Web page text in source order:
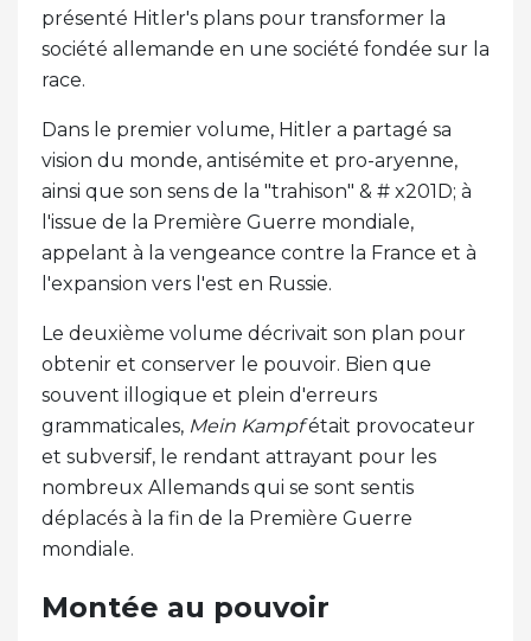
présenté Hitler's plans pour transformer la
société allemande en une société fondée sur la
race.
Dans le premier volume, Hitler a partagé sa
vision du monde, antisémite et pro-aryenne,
ainsi que son sens de la "trahison" & # x201D; à
l'issue de la Première Guerre mondiale,
appelant à la vengeance contre la France et à
l'expansion vers l'est en Russie.
Le deuxième volume décrivait son plan pour
obtenir et conserver le pouvoir. Bien que
souvent illogique et plein d'erreurs
grammaticales, Mein Kampfétait provocateur
et subversif, le rendant attrayant pour les
nombreux Allemands qui se sont sentis
déplacés à la fin de la Première Guerre
mondiale.
Montée au pouvoir